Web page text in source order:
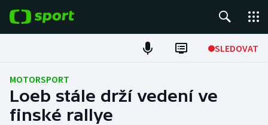
SLEDOVAT
Fotbal
Hokej
MOTORSPORT
Loeb stále drží vedení ve
finské rallye